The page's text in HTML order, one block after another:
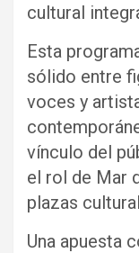
cultural
Esta
sólido entre
voces y
vínculo del
el rol de Mar
plazas
Una apuesta